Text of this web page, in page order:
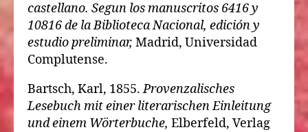
castellano. Segun los manuscritos 6416 y
10816 de la Biblioteca Nacional, edición y
estudio preliminar, Madrid, Universidad
Complutense.
Bartsch, Karl, 1855.Provenzalisches
Lesebuch mit einer literarischen Einleitung
und einem Wörterbuche, Elberfeld, Verlag